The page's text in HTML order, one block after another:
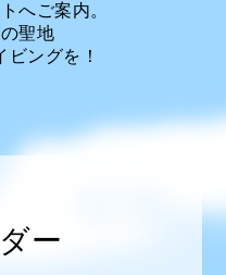
へご案内。
聖地
ングを！
ー